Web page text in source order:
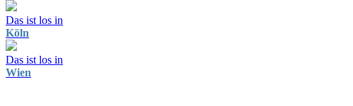
Das ist los in
Köln
Das ist los in
Wien